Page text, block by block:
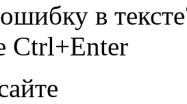
в
Ctrl+Enter